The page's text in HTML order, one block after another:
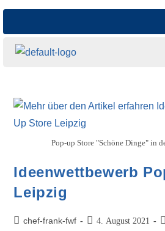
Pop-up Store "Schöne Dinge" in
Ideenwettbewerb
Leipzig
chef-frank-fwf 4. August 2021